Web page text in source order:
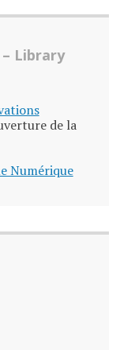
Library
de la
Numérique